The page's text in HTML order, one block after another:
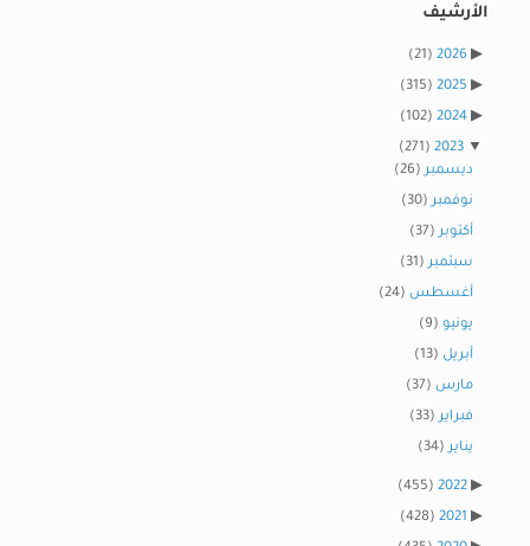
الأرشيف
2026
(21)
2025
(315)
2024
(102)
2023
(271)
ديسمبر(26)
نوفمبر(30)
أكتوبر(37)
سبتمبر(31)
أغسطس (24)
يونيو (9)
أبريل (13)
مارس (37)
فبراير(33)
يناير(34)
2022
(455)
2021
(428)